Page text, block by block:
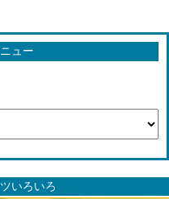
ュー
いろいろ